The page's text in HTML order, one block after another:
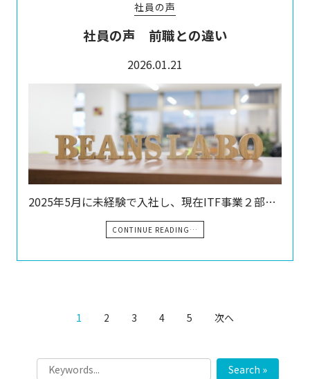
社員の声
社員の声 前職との違い
2026.01.21
2025年5月に未経験で入社し、現在ITF事業２部…
CONTINUE READING…
1 2 3 4 5 次へ
Search »